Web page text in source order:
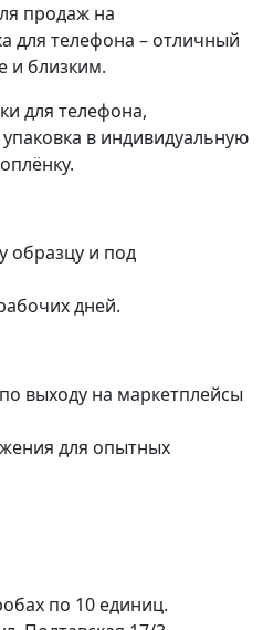
продаж на
для телефона – отличный
и близким.
для телефона,
в индивидуальную
образцу и под
дней.
выходу на маркетплейсы
для опытных
по 10 единиц.